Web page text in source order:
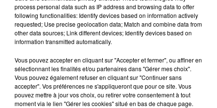
avril.
Le cursus en apprentissage est le suivant:
18 mois maximum
Rythme de l'alternance : 2 jours en cours / 3 jours chez
l'employeur
Contact pr mail àijantzi@assisteal-formation.fr
process personal data such as IP address and browsing data to offer
following functionalities: Identify devices based on information actively
requested; Use precise geolocation data; Match and combine data from
other data sources; Link different devices; Identify devices based on
information transmitted automatically.
Vous pouvez accepter en cliquant sur "Accepter et fermer", ou affiner en
sélectionnant les finalités et/ou partenaires dans "Gérer mes choix".
Vous pouvez également refuser en cliquant sur "Continuer sans
accepter". Vos préférences ne s'appliqueront que pour ce site. Vous
pouvez mettre à jour vos choix, ou retirer votre consentement à tout
moment via le lien "Gérer les cookies" situé en bas de chaque page.